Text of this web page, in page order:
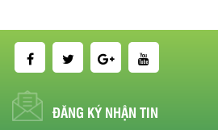
ĐĂNG KÝ NHẬN TIN